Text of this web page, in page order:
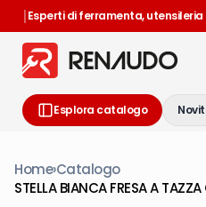
|Esperti di ferramenta,
Esplora catalogo
Home›Catalogo
STELLA BIANCA FRESA A